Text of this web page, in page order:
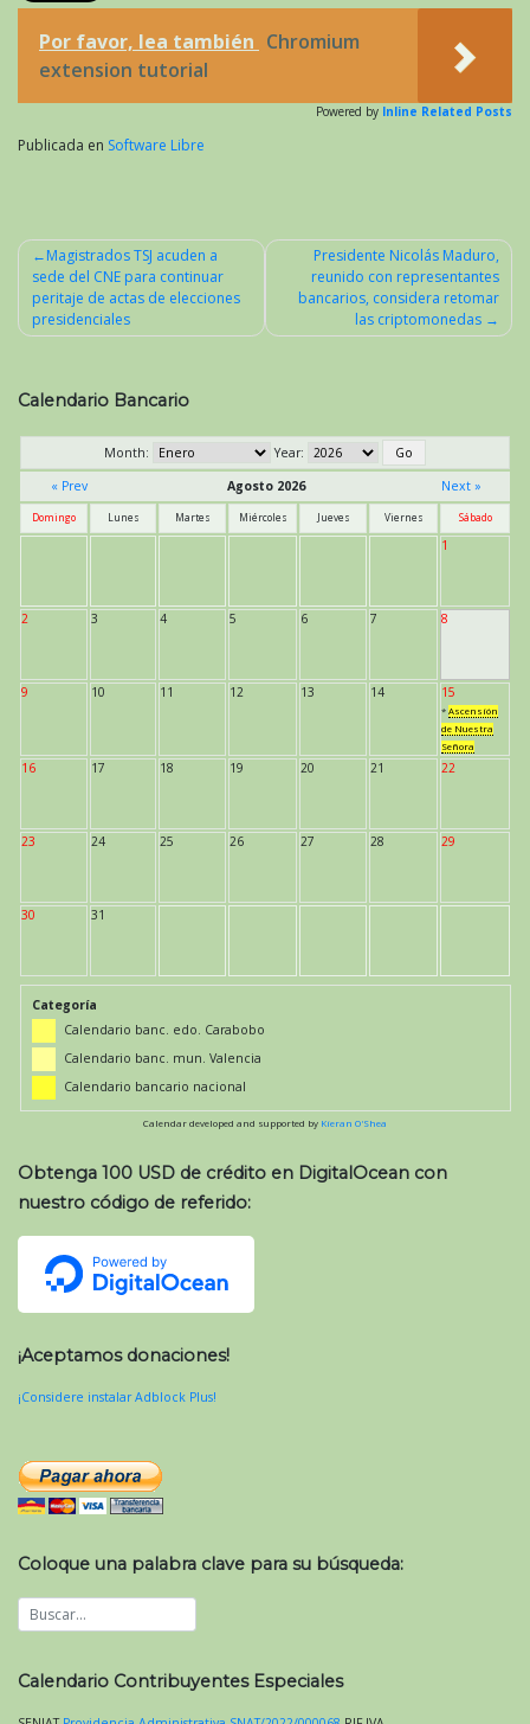
Por favor, lea también Chromium
extension tutorial
Powered by Inline Related Posts
Publicada en Software Libre
Navegación
de
Magistrados TSJ acuden a
sede del CNE para continuar
peritaje de actas de elecciones
presidenciales
Presidente Nicolás Maduro,
reunido con representantes
bancarios, considera retomar
las criptomonedas
Calendario Bancario
Month:
Year:
« Prev
Agosto 2026 Next »
Domingo Lunes Martes Miércoles Jueves Viernes Sábado
1
2 3 4 5 6 7 8
9 10 11 12 13 14 15
* Ascensión
de Nuestra
Señora
16 17 18 19 20 21 22
23 24 25 26 27 28 29
30 31
Categoría
Calendario banc. edo. Carabobo
Calendario banc. mun. Valencia
Calendario bancario nacional
Calendar developed and supported by Kieran O'Shea
Obtenga 100 USD de crédito en DigitalOcean con
nuestro código de referido:
¡Aceptamos donaciones!
¡Considere instalar Adblock Plus!
Coloque una palabra clave para su búsqueda:
Calendario Contribuyentes Especiales